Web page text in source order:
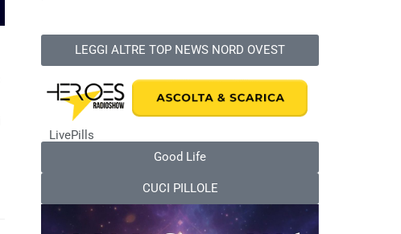
LEGGI ALTRE TOP NEWS NORD OVEST
LivePills
Good Life
CUCI PILLOLE